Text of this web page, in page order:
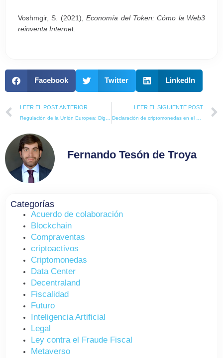
Voshmgir, S. (2021),Economía del Token: Cómo la Web3
reinventa Internet.
Facebook Twitter LinkedIn
Prev
LEER EL POST ANTERIOR LEER EL SIGUIENTE POST
Fernando Tesón de Troya
Categorías
Acuerdo de colaboración
Blockchain
Compraventas
criptoactivos
Criptomonedas
Data Center
Decentraland
Fiscalidad
Futuro
Inteligencia Artificial
Legal
Ley contra el Fraude Fiscal
Metaverso